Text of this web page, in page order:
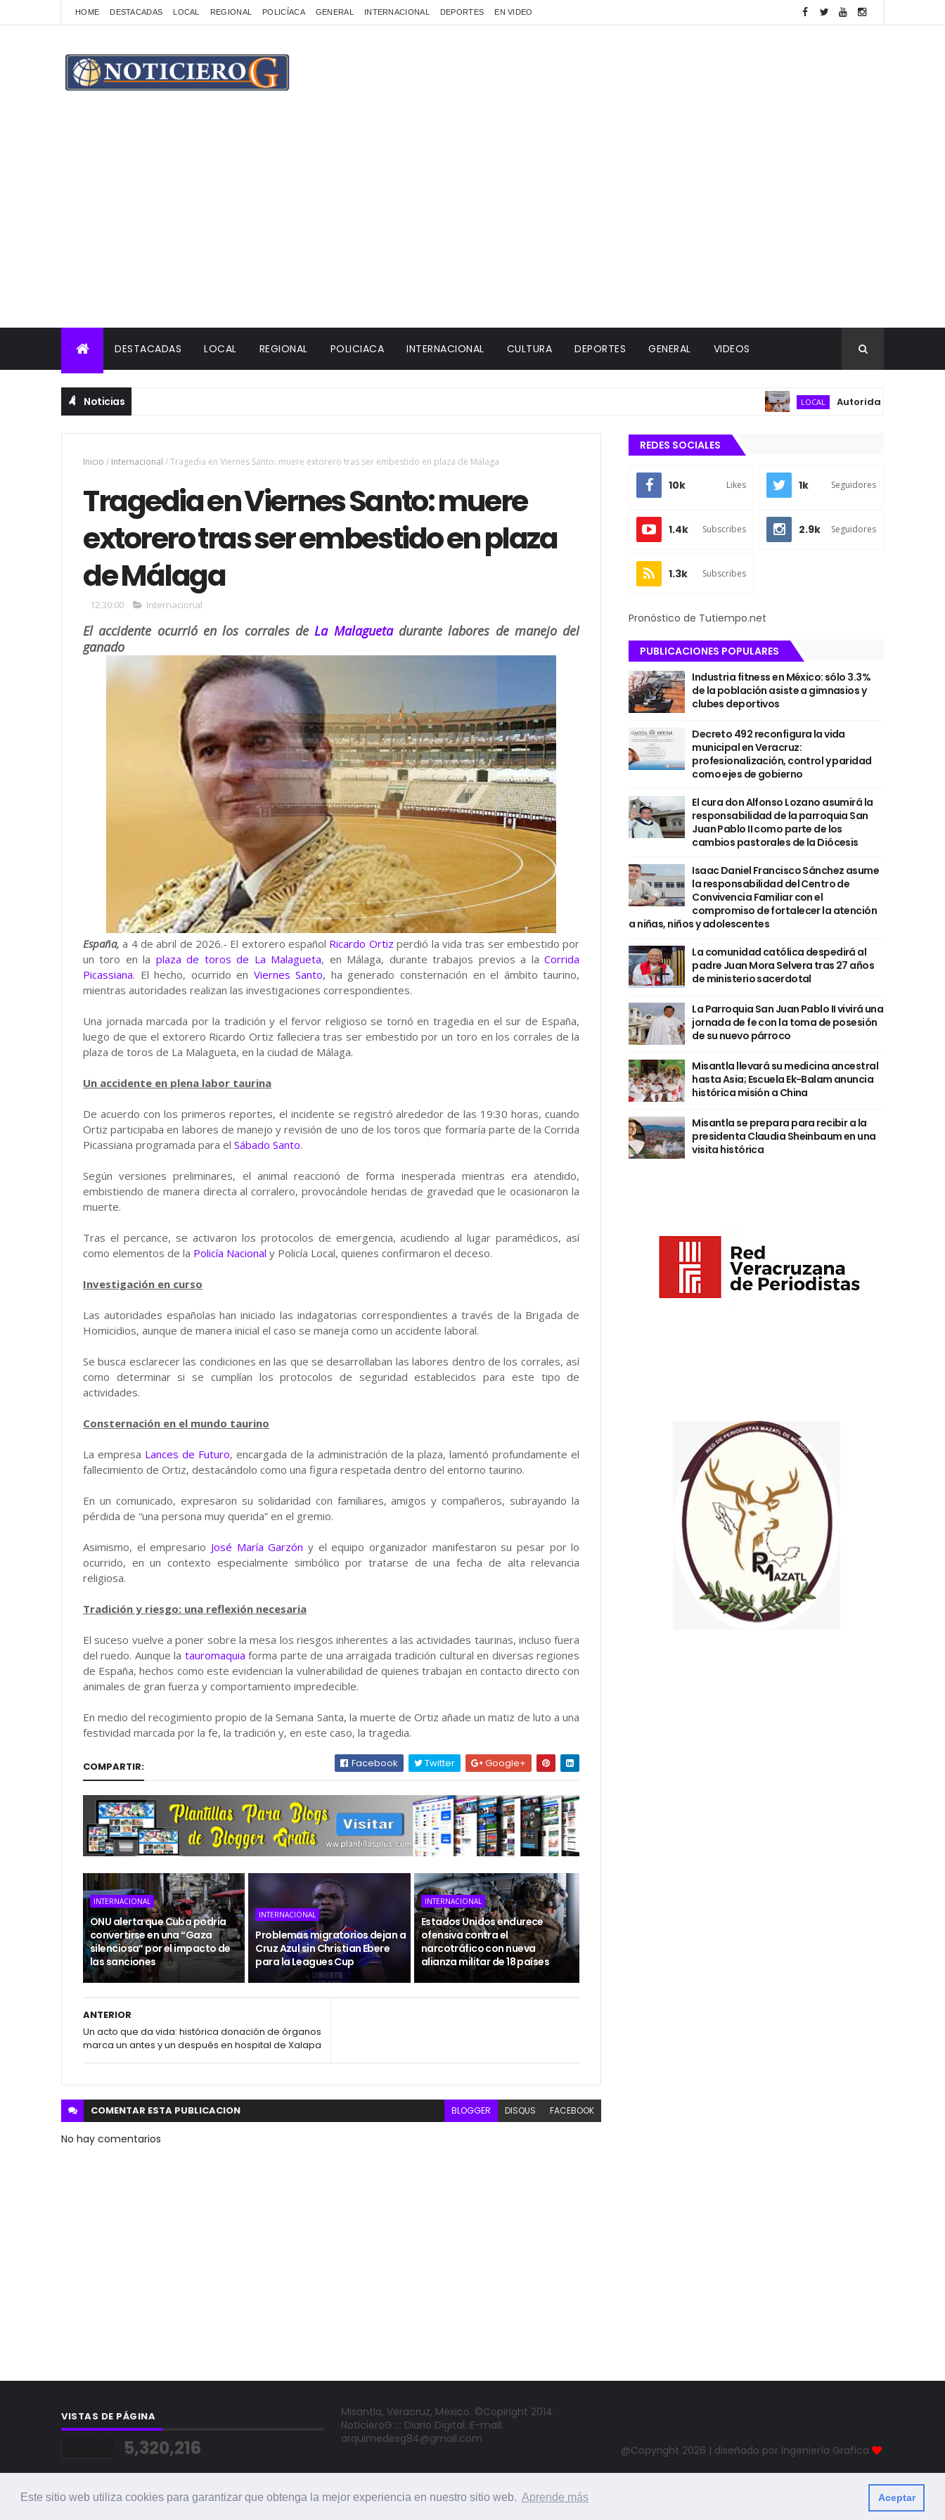
Este sitio web utiliza cookies para garantizar que obtenga la mejor experiencia en nuestro sitio web. Aprende más Aceptar
HOME DESTACADAS LOCAL REGIONAL POLICÍACA GENERAL INTERNACIONAL DEPORTES EN VIDEO
DESTACADAS LOCAL REGIONAL POLICIACA INTERNACIONAL CULTURA DEPORTES GENERAL VIDEOS
Noticias LOCAL Autoridades municipales y
Inicio / Internacional /Tragedia en Viernes Santo: muere extorero tras ser embestido en plaza de Málaga
Tragedia en Viernes Santo: muere
extorero tras ser embestido en plaza
de Málaga
12:30:00 Internacional
El accidente ocurrió en los corrales deLa Malaguetadurante labores de manejo del
ganado
España, a 4 de abril de 2026.- El extorero español Ricardo Ortizperdió la vida tras ser embestido por
un toro en la plaza de toros de La Malagueta, en Málaga, durante trabajos previos a laCorrida
Picassiana. El hecho, ocurrido en Viernes Santo, ha generado consternación en el ámbito taurino,
mientras autoridades realizan las investigaciones correspondientes.
Una jornada marcada por la tradición y el fervor religioso se tornó en tragedia en el sur de España,
luego de que el extorero Ricardo Ortiz falleciera tras ser embestido por un toro en los corrales de la
plaza de toros de La Malagueta, en la ciudad de Málaga.
Un accidente en plena labor taurina
De acuerdo con los primeros reportes, el incidente se registró alrededor de las 19:30 horas, cuando
Ortiz participaba en labores de manejo y revisión de uno de los toros que formaría parte de la Corrida
Picassiana programada para el Sábado Santo.
Según versiones preliminares, el animal reaccionó de forma inesperada mientras era atendido,
embistiendo de manera directa al corralero, provocándole heridas de gravedad que le ocasionaron la
muerte.
Tras el percance, se activaron los protocolos de emergencia, acudiendo al lugar paramédicos, así
como elementos de la Policía Nacional y Policía Local, quienes confirmaron el deceso.
Investigación en curso
Las autoridades españolas han iniciado las indagatorias correspondientes a través de la Brigada de
Homicidios, aunque de manera inicial el caso se maneja como un accidente laboral.
Se busca esclarecer las condiciones en las que se desarrollaban las labores dentro de los corrales, así
como determinar si se cumplían los protocolos de seguridad establecidos para este tipo de
actividades.
Consternación en el mundo taurino
La empresa Lances de Futuro, encargada de la administración de la plaza, lamentó profundamente el
fallecimiento de Ortiz, destacándolo como una figura respetada dentro del entorno taurino.
En un comunicado, expresaron su solidaridad con familiares, amigos y compañeros, subrayando la
pérdida de “una persona muy querida” en el gremio.
Asimismo, el empresario José María Garzón y el equipo organizador manifestaron su pesar por lo
ocurrido, en un contexto especialmente simbólico por tratarse de una fecha de alta relevancia
religiosa.
Tradición y riesgo: una reflexión necesaria
El suceso vuelve a poner sobre la mesa los riesgos inherentes a las actividades taurinas, incluso fuera
del ruedo. Aunque la tauromaquia forma parte de una arraigada tradición cultural en diversas regiones
de España, hechos como este evidencian la vulnerabilidad de quienes trabajan en contacto directo con
animales de gran fuerza y comportamiento impredecible.
En medio del recogimiento propio de la Semana Santa, la muerte de Ortiz añade un matiz de luto a una
festividad marcada por la fe, la tradición y, en este caso, la tragedia.
COMPARTIR: Facebook Twitter Google+
INTERNACIONAL
ONU alerta que Cuba podría
convertirse en una “Gaza
silenciosa” por el impacto de
las sanciones
INTERNACIONAL
Problemas migratorios dejan a
Cruz Azul sin Christian Ebere
para la Leagues Cup
INTERNACIONAL
Estados Unidos endurece
ofensiva contra el
narcotráfico con nueva
alianza militar de 18 países
ANTERIOR
Un acto que da vida: histórica donación de órganos
marca un antes y un después en hospital de Xalapa
COMENTAR ESTA PUBLICACION BLOGGER DISQUS FACEBOOK
No hay comentarios
REDES SOCIALES
10k Likes 1k Seguidores
1.4k Subscribes 2.9k Seguidores
1.3k Subscribes
Pronóstico de Tutiempo.net
PUBLICACIONES POPULARES
Industria fitness en México: sólo 3.3%
de la población asiste a gimnasios y
clubes deportivos
Decreto 492 reconfigura la vida
municipal en Veracruz:
profesionalización, control y paridad
como ejes de gobierno
El cura don Alfonso Lozano asumirá la
responsabilidad de la parroquia San
Juan Pablo II como parte de los
cambios pastorales de la Diócesis
Isaac Daniel Francisco Sánchez asume
la responsabilidad del Centro de
Convivencia Familiar con el
compromiso de fortalecer la atención
a niñas, niños y adolescentes
La comunidad católica despedirá al
padre Juan Mora Selvera tras 27 años
de ministerio sacerdotal
La Parroquia San Juan Pablo II vivirá una
jornada de fe con la toma de posesión
de su nuevo párroco
Misantla llevará su medicina ancestral
hasta Asia; Escuela Ek-Balam anuncia
histórica misión a China
Misantla se prepara para recibir a la
presidenta Claudia Sheinbaum en una
visita histórica
VISTAS DE PÁGINA
5,320,216
Misantla, Veracruz, México. ©Copiright 2014.
NoticieroG ::: Diario Digital. E-mail:
arquimedesg84@gmail.com
@Copyright 2026 | diseñado por Ingeniería Grafica
ThemeXpose